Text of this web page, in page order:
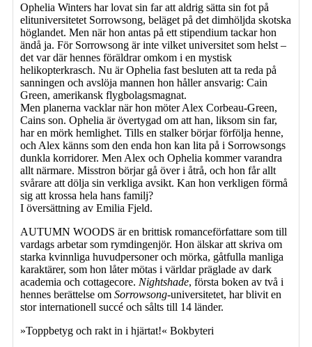
Ophelia Winters har lovat sin far att aldrig sätta sin fot på
elituniversitetet Sorrowsong, beläget på det dimhöljda skotska
höglandet. Men när hon antas på ett stipendium tackar hon
ändå ja. För Sorrowsong är inte vilket universitet som helst –
det var där hennes föräldrar omkom i en mystisk
helikopterkrasch. Nu är Ophelia fast besluten att ta reda på
sanningen och avslöja mannen hon håller ansvarig: Cain
Green, amerikansk flygbolagsmagnat.
Men planerna vacklar när hon möter Alex Corbeau-Green,
Cains son. Ophelia är övertygad om att han, liksom sin far,
har en mörk hemlighet. Tills en stalker börjar förfölja henne,
och Alex känns som den enda hon kan lita på i Sorrowsongs
dunkla korridorer. Men Alex och Ophelia kommer varandra
allt närmare. Misstron börjar gå över i åtrå, och hon får allt
svårare att dölja sin verkliga avsikt. Kan hon verkligen förmå
sig att krossa hela hans familj?
I översättning av Emilia Fjeld.
AUTUMN WOODS är en brittisk romanceförfattare som till
vardags arbetar som rymdingenjör. Hon älskar att skriva om
starka kvinnliga huvudpersoner och mörka, gåtfulla manliga
karaktärer, som hon låter mötas i världar präglade av dark
academia och cottagecore. Nightshade, första boken av två i
hennes berättelse om Sorrowsong-universitetet, har blivit en
stor internationell succé och sålts till 14 länder.
»Toppbetyg och rakt in i hjärtat!« Bokbyteri